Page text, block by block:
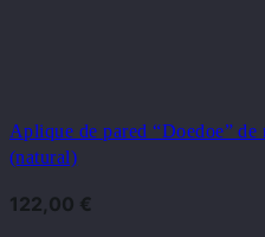
Aplique de pared “Doedoe”
(natural)
122,00 €